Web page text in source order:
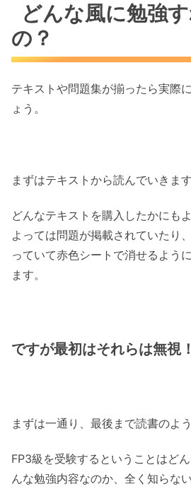
どんな風に勉強
の？
テキストや問題集が揃ったら実際
ょう。
まずはテキストから読んでいきます
どんなテキストを購入したかにも
よっては問題が掲載されていたり
っていて赤色シートで消せるよう
ます。
ですが最初はそれらは無視！
まずは一通り、最後まで読書のよ
FP3級を受験するということはど
んな勉強内容なのか、全く知らな